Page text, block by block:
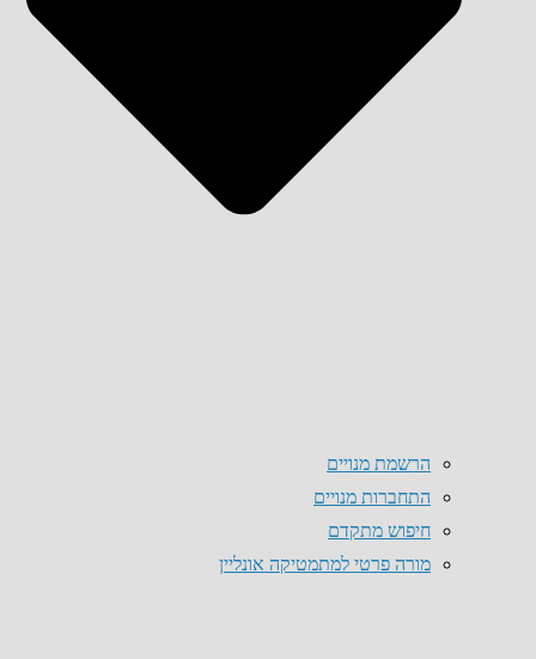
הרשמת מנויים
התחברות מנויים
חיפוש מתקדם
מורה פרטי למתמטיקה אונליין